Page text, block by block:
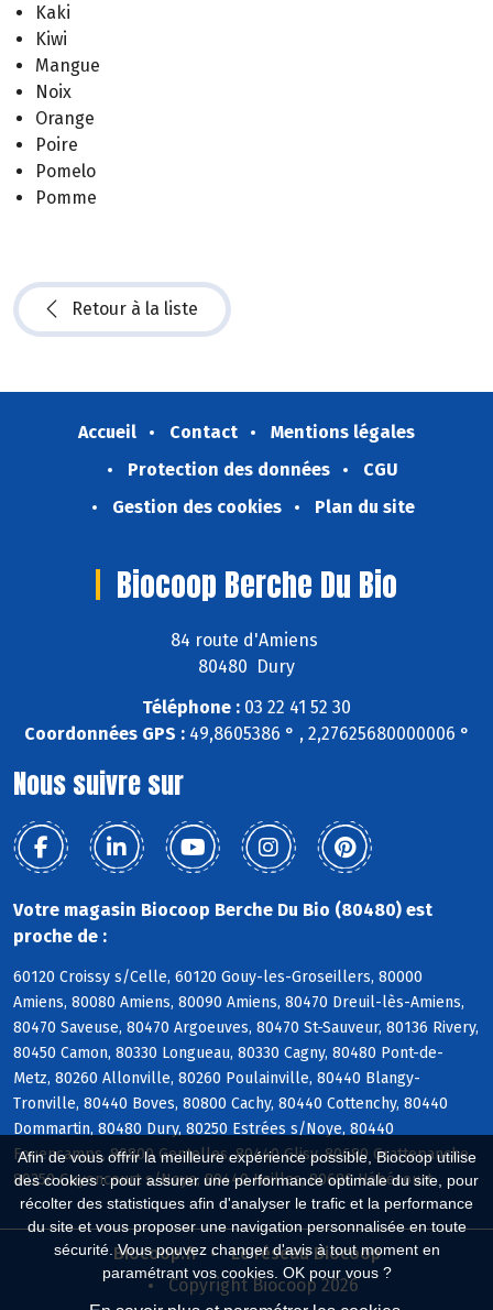
Afin de vous offrir la meilleure expérience possible, Biocoop utilise
des cookies : pour assurer une performance optimale du site, pour
récolter des statistiques afin d'analyser le trafic et la performance
du site et vous proposer une navigation personnalisée en toute
sécurité. Vous pouvez changer d'avis à tout moment en
paramétrant vos cookies. OK pour vous ?
Kaki
Kiwi
Mangue
Noix
Orange
Poire
Pomelo
Pomme
Retour à la liste
Accueil Contact
Mentions légales
Protection des données
CGU
Gestion des cookies
Plan du site
Biocoop Berche Du Bio
84 route d'Amiens
80480 Dury
Téléphone : 03 22 41 52 30
Coordonnées GPS :49,8605386 ° , 2,27625680000006 °
Nous suivre sur
Votre magasin Biocoop Berche Du Bio (80480) est
proche de :
60120 Croissy s/Celle, 60120 Gouy-les-Groseillers, 80000
Amiens, 80080 Amiens, 80090 Amiens, 80470 Dreuil-lès-Amiens,
80470 Saveuse, 80470 Argoeuves, 80470 St-Sauveur, 80136 Rivery,
80450 Camon, 80330 Longueau, 80330 Cagny, 80480 Pont-de-
Metz, 80260 Allonville, 80260 Poulainville, 80440 Blangy-
Tronville, 80440 Boves, 80800 Cachy, 80440 Cottenchy, 80440
Dommartin, 80480 Dury, 80250 Estrées s/Noye, 80440
Fouencamps, 80800 Gentelles, 80440 Glisy, 80680 Grattepanche,
80250 Guyencourt s/Noye, 80440 Hailles, 80680 Hébécourt
Biocoop.fr
Le réseau Biocoop
Copyright Biocoop 2026